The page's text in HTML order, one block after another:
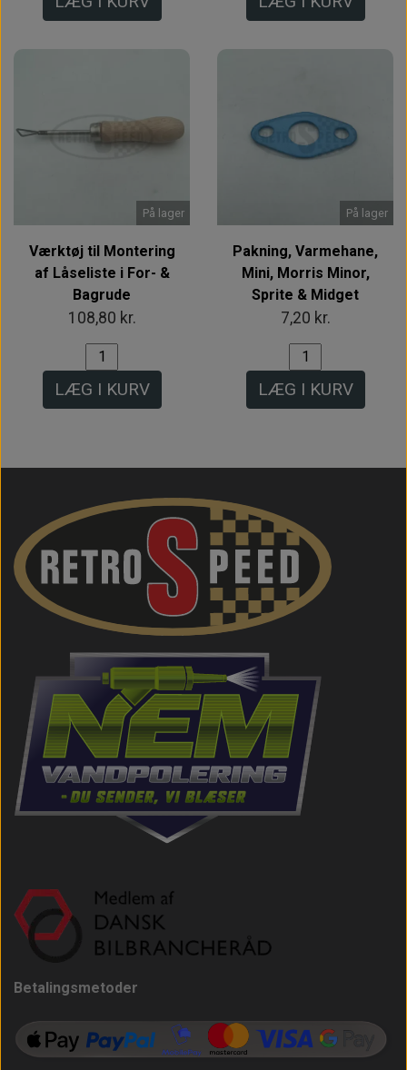
På lager
Værktøj til Montering
af Låseliste i For- &
Bagrude
108,80 kr.
LÆG I KURV
På lager
Pakning, Varmehane,
Mini, Morris Minor,
Sprite & Midget
7,20 kr.
LÆG I KURV
Betalingsmetoder